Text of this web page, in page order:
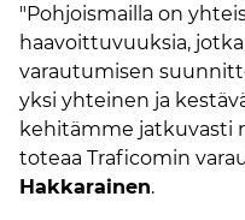
"Pohjoismailla on
haavoittuvuuksia,
varautumisen
yksi yhteinen ja
kehitämme jatkuvasti
toteaa Traficomin
Hakkarainen.